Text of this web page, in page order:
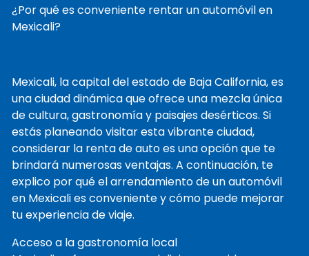
¿Por qué es conveniente rentar un automóvil en
Mexicali?
Mexicali, la capital del estado de Baja California, es
una ciudad dinámica que ofrece una mezcla única
de cultura, gastronomía y paisajes desérticos. Si
estás planeando visitar esta vibrante ciudad,
considerar la renta de auto es una opción que te
brindará numerosas ventajas. A continuación, te
explico por qué el arrendamiento de un automóvil
en Mexicali es conveniente y cómo puede mejorar
tu experiencia de viaje.
Acceso a la gastronomía local